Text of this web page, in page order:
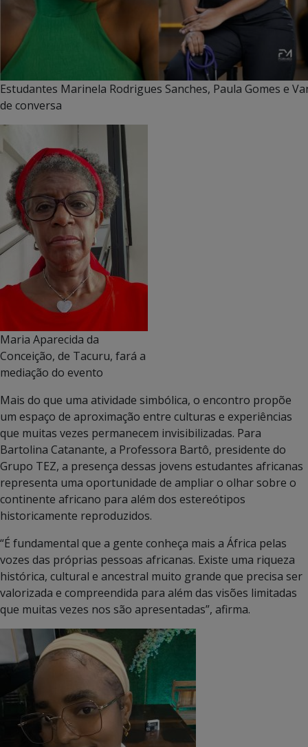
Estudantes Marinela Rodrigues Sanches, Paula Gomes e
de conversa
Maria Aparecida da
Conceição, de Tacuru, fará a
mediação do evento
Mais do que uma atividade simbólica, o encontro propõe
um espaço de aproximação entre culturas e experiências
que muitas vezes permanecem invisibilizadas. Para
Bartolina Catanante, a Professora Bartô, presidente do
Grupo TEZ, a presença dessas jovens estudantes africanas
representa uma oportunidade de ampliar o olhar sobre o
continente africano para além dos estereótipos
historicamente reproduzidos.
“É fundamental que a gente conheça mais a África pelas
vozes das próprias pessoas africanas. Existe uma riqueza
histórica, cultural e ancestral muito grande que precisa ser
valorizada e compreendida para além das visões limitadas
que muitas vezes nos são apresentadas”, afirma.